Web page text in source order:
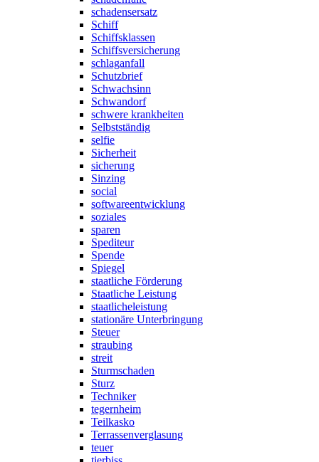
schadensersatz
Schiff
Schiffsklassen
Schiffsversicherung
schlaganfall
Schutzbrief
Schwachsinn
Schwandorf
schwere krankheiten
Selbstständig
selfie
Sicherheit
sicherung
Sinzing
social
softwareentwicklung
soziales
sparen
Spediteur
Spende
Spiegel
staatliche Förderung
Staatliche Leistung
staatlicheleistung
stationäre Unterbringung
Steuer
straubing
streit
Sturmschaden
Sturz
Techniker
tegernheim
Teilkasko
Terrassenverglasung
teuer